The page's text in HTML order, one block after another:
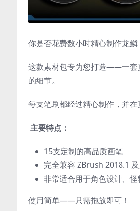
你是否花费数小时精心制作龙
这款素材包专为您打造——一套
的细节。
每支笔刷都经过精心制作，并
主要特点：
15支定制的高品质画笔
完全兼容 ZBrush 2018.1
非常适合用于角色设计、怪
使用简单——只需拖放即可！